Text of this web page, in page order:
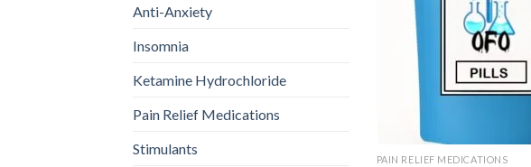
Anti-Anxiety
Insomnia
Ketamine Hydrochloride
Pain Relief Medications
Stimulants
PAIN RELIEF MEDICATIONS